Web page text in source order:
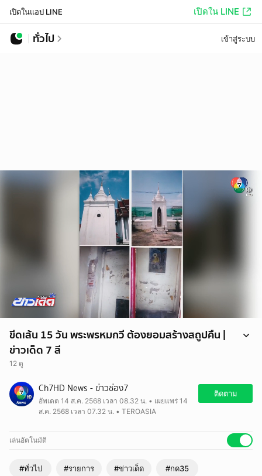
เปิดในแอป LINE เปิดใน LINE
ทั่วไป เข้าสู่ระบบ
ขีดเส้น 15 วัน พระพรหมกวี ต้องยอมสร้างสถูปคืน |
ข่าวเด็ด 7 สี
12 ดู
Ch7HD News - ข่าวช่อง7
อัพเดต 14 ส.ค. 2568 เวลา 08.32 น. • เผยแพร่ 14
ส.ค. 2568 เวลา 07.32 น. • TEROASIA
ติดตาม
เล่นอัตโนมัติ
#ทั่วไป #รายการ #ข่าวเด็ด #กด35